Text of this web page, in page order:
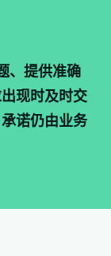
、提供准确
现时及时交
诺仍由业务